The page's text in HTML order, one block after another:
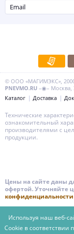
© ООО «МАГИМЭКС», 2000
PNEVMO.RU –◉– Москва,
Каталог
Доставка
Технические
ознакомительный
производителями с
продукции.
Цены на сайте даны
офертой. Уточняйте
Используя наш веб-
Cookie в соответствии